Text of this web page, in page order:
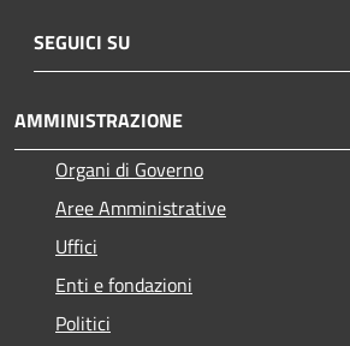
SEGUICI SU
AMMINISTRAZIONE
Organi di Governo
Aree Amministrative
Uffici
Enti e fondazioni
Politici